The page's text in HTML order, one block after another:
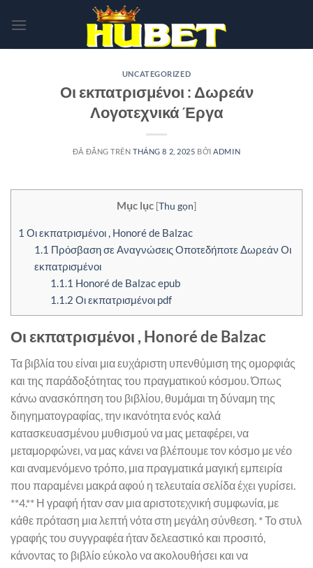
đến
UNCATEGORIZED
Οι εκπατρισμένοι : Δωρεάν
Λογοτεχνικά Έργα
ĐÃ ĐĂNG TRÊNTHÁNG 8 2, 2025 BỞI ADMIN
Mục lục [Thu gọn]
1 Οι εκπατρισμένοι , Honoré de Balzac
1.1 Πρόσβαση σε Αναγνώσεις Οποτεδήποτε Δωρεάν Οι
εκπατρισμένοι
1.1.1 Honoré de Balzac epub
1.1.2 Οι εκπατρισμένοι pdf
Οι εκπατρισμένοι , Honoré de Balzac
Τα βιβλία του είναι μια ευχάριστη υπενθύμιση της ομορφιάς
και της παράδοξότητας του πραγματικού κόσμου. Όπως
κάνω ανασκόπηση του βιβλίου, θυμάμαι τη δύναμη της
διηγηματογραφίας, την ικανότητα ενός καλά
κατασκευασμένου μυθισμού να μας μεταφέρει, να
μεταμορφώνει, να μας κάνει να βλέπουμε τον κόσμο με νέο
και αναμενόμενο τρόπο, μια πραγματικά μαγική εμπειρία
που παραμένει μακρά αφού η τελευταία σελίδα έχει γυρίσει.
**4.** Η γραφή ήταν σαν μια αριστοτεχνική συμφωνία, με
κάθε πρόταση μια λεπτή νότα στη μεγάλη σύνθεση. * Το στυλ
γραφής του συγγραφέα ήταν δελεαστικό και προσιτό,
κάνοντας το βιβλίο εύκολο να ακολουθήσει και να